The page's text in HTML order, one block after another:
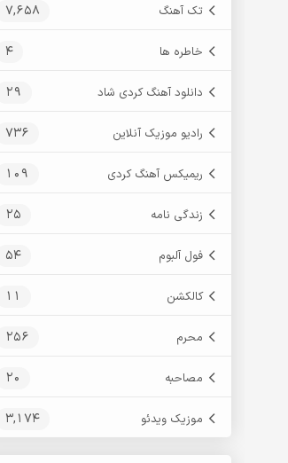
تک آهنگ 7,658
خاطره ها 4
دانلود آهنگ کردی شاد 29
رادیو موزیک آنلاین 736
ریمیکس آهنگ کردی 109
زندگی نامه 25
فول آلبوم 54
کالکشن 11
محرم 256
مصاحبه 20
موزیک ویدئو 3,174